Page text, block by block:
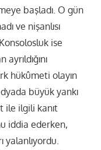
başladı. O gün
ve nişanlısı
ise
ayrıldığını
hükûmeti olayın
büyük yankı
ile ilgili kanıt
iddia ederken,